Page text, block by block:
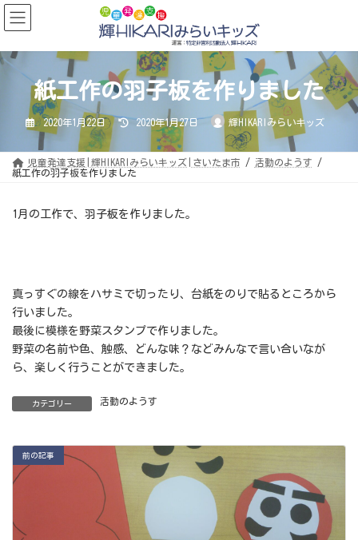
コ
ン
テ
ツ
へ
ナ
ビ
ゲ
シ
ョ
紙工作の羽子板を作りました
2020年1月22日
最
終
日
時
:
2020年1月27日 輝HIKARIみらいキッズ
児童発達支援|輝HIKARIみらいキッズ|さいたま市
活動のようす
紙工作の羽子板を作りました
1月の工作で、羽子板を作りました。
真っすぐの線をハサミで切ったり、台紙をのりで貼るところから
行いました。
最後に模様を野菜スタンプで作りました。
野菜の名前や色、触感、どんな味？などみんなで言い合いなが
ら、楽しく行うことができました。
カテゴリー 活動のようす
前の記事